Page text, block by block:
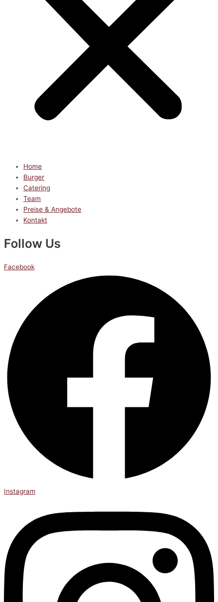
Home
Burger
Catering
Team
Preise & Angebote
Kontakt
Follow Us
Facebook
Instagram